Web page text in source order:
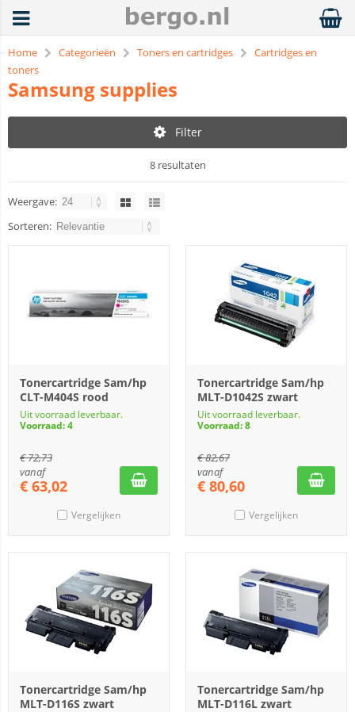
Home Categorieën Toners en cartridges
Cartridges en
toners
Samsung supplies
Filter
8 resultaten
Weergave:
Sorteren:
Tonercartridge Sam/hp
CLT-M404S rood
Uit voorraad leverbaar.
Voorraad: 4
€72,73
vanaf
€ 63,02
Vergelijken
Tonercartridge Sam/hp
MLT-D1042S zwart
Uit voorraad leverbaar.
Voorraad: 8
€82,67
vanaf
€ 80,60
Vergelijken
Tonercartridge Sam/hp
MLT-D116S zwart
Tonercartridge Sam/hp
MLT-D116L zwart